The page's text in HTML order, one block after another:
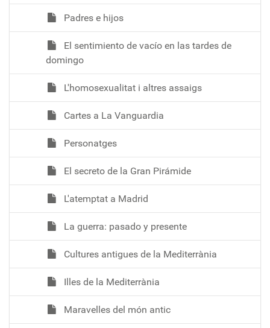
Padres e hijos
El sentimiento de vacío en las tardes de
domingo
L'homosexualitat i altres assaigs
Cartes a La Vanguardia
Personatges
El secreto de la Gran Pirámide
L'atemptat a Madrid
La guerra: pasado y presente
Cultures antigues de la Mediterrània
Illes de la Mediterrània
Maravelles del món antic